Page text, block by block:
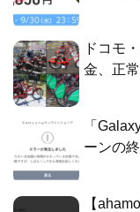
ドコモ
金、正
「
ーンの
【